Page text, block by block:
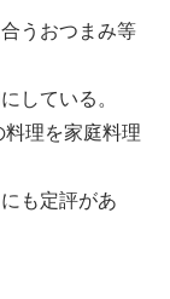
うおつまみ等
している。
理を家庭料理
も定評があ